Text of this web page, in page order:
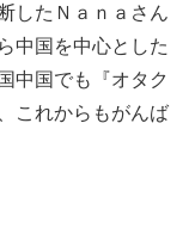
したＮａｎａさん
中国を中心とした
中国でも『オタク
これからもがんば